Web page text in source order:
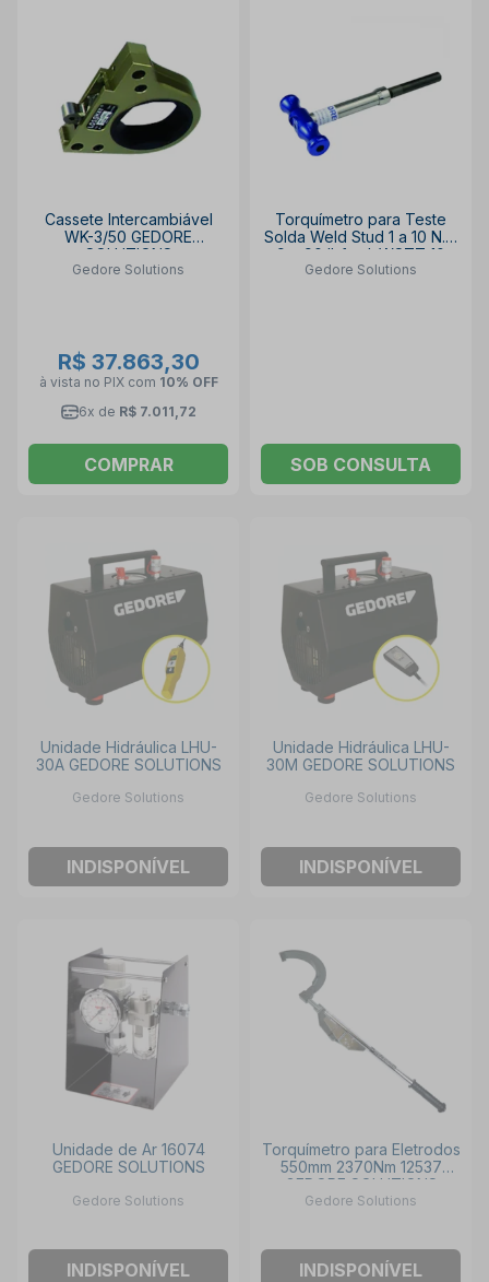
Cassete Intercambiável
WK-3/50 GEDORE
SOLUTIONS
Gedore Solutions
R$ 37.863,30
à vista no PIX com 10% OFF
6x de R$ 7.011,72
COMPRAR
Torquímetro para Teste
Solda Weld Stud 1 a 10 N.m
9 a 90 lbf.pol. WSTT 10
GEDORE
Gedore Solutions
SOB CONSULTA
Unidade Hidráulica LHU-
30A GEDORE SOLUTIONS
Gedore Solutions
INDISPONÍVEL
Unidade Hidráulica LHU-
30M GEDORE SOLUTIONS
Gedore Solutions
INDISPONÍVEL
Unidade de Ar 16074
GEDORE SOLUTIONS
Gedore Solutions
INDISPONÍVEL
Torquímetro para Eletrodos
550mm 2370Nm 12537
GEDORE SOLUTIONS
Gedore Solutions
INDISPONÍVEL